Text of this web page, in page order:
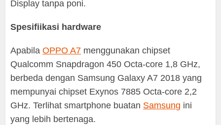
Display tanpa poni.
Spesifiikasi hardware
ApabilaOPPO A7 menggunakan chipset
Qualcomm Snapdragon 450 Octa-core 1,8 GHz,
berbeda dengan Samsung Galaxy A7 2018 yang
mempunyai chipset Exynos 7885 Octa-core 2,2
GHz. Terlihat smartphone buatan Samsung ini
yang lebih bertenaga.